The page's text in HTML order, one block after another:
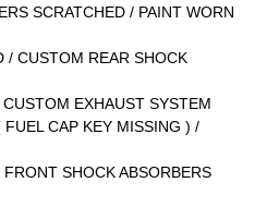
SCRATCHED / PAINT WORN
/ CUSTOM REAR SHOCK
EXHAUST SYSTEM
CAP KEY MISSING ) /
SHOCK ABSORBERS